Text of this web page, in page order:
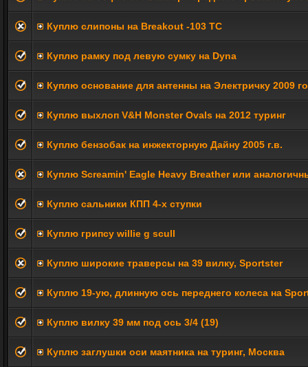
Куплю слипоны на Breakout -103 ТС
Куплю рамку под левую сумку на Dyna
Куплю основание для антенны на Электричку 2009
Куплю выхлоп V&H Monster Ovals на 2012 туринг
Куплю бензобак на инжекторную Дайну 2005 г.в.
Куплю Screamin' Eagle Heavy Breather или
Куплю сальники КПП 4-х ступки
Куплю грипсу willie g scull
Куплю широкие траверсы на 39 вилку, Sportster
Куплю 19-ую, длинную ось переднего колеса на
Куплю вилку 39 мм под ось 3/4 (19)
Куплю заглушки оси маятника на туринг, Москва